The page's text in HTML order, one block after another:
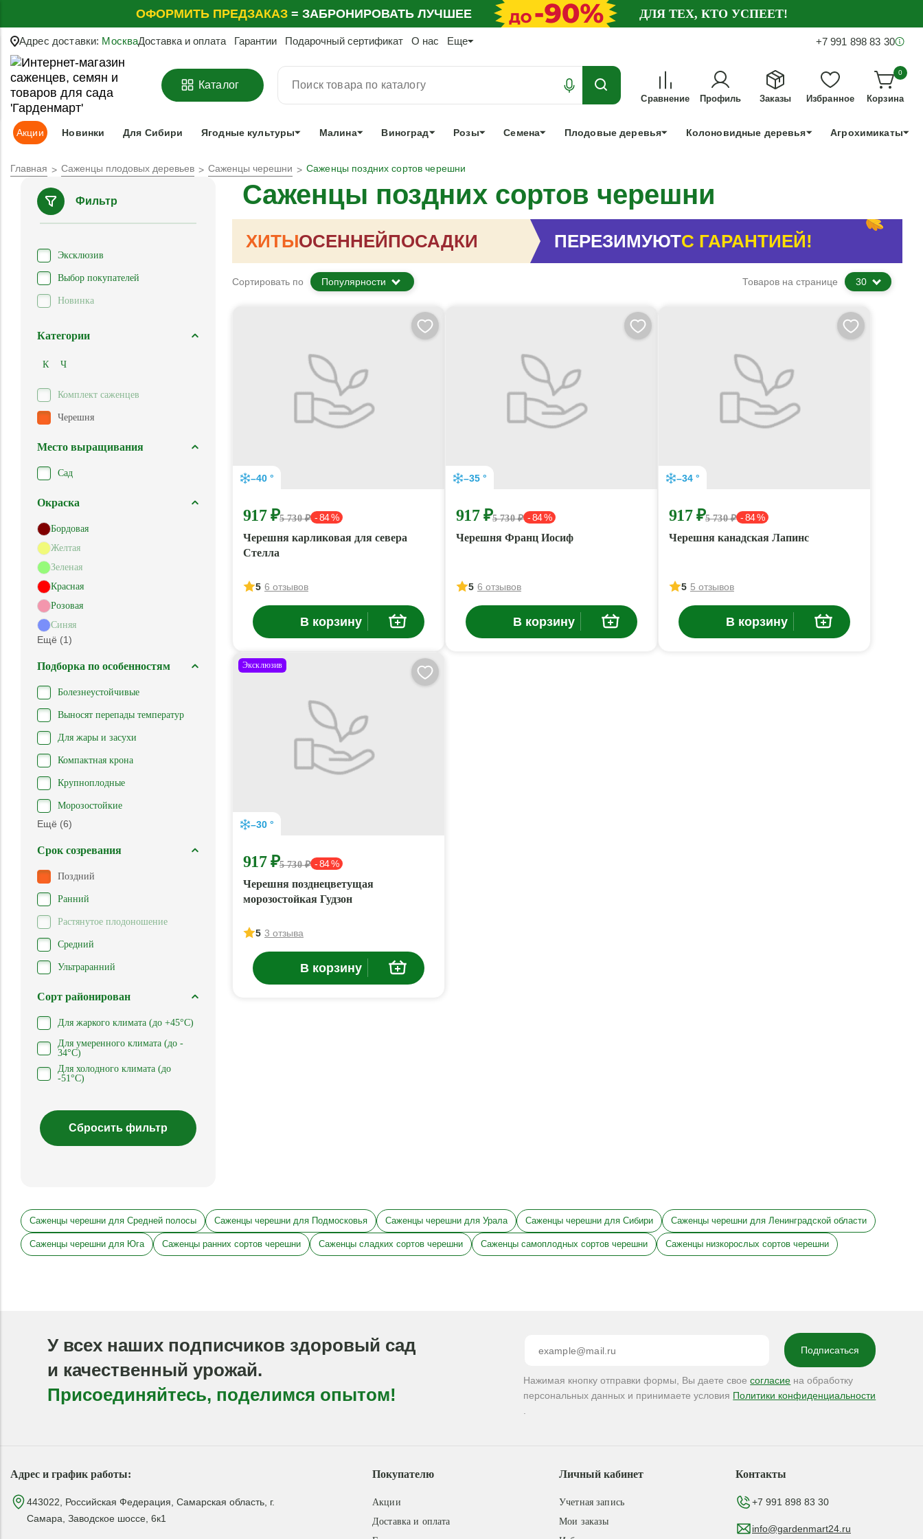
ОФОРМИТЬ ПРЕДЗАКАЗ = ЗАБРОНИРОВАТЬ ЛУЧШЕЕ ДЛЯ ТЕХ, КТО УСПЕЕТ!
Адрес доставки: МоскваДоставка и оплата Гарантии Подарочный сертификат О нас Еще +7 991 898 83 30
Каталог
Сравнение Профиль Заказы Избранное
0
Корзина
Акции Новинки Для Сибири Ягодные культуры Малина Виноград Розы Семена Плодовые деревья Колоновидные деревья Агрохимикаты
Главная Саженцы плодовых деревьев Саженцы черешни Саженцы поздних сортов черешни
Фильтр
Эксклюзив
Выбор покупателей
Новинка
Категории
К Ч
Комплект саженцев
Черешня
Место выращивания
Сад
Окраска
Бордовая
Желтая
Зеленая
Красная
Розовая
Синяя
Ещё (1)
Подборка по особенностям
Болезнеустойчивые
Выносят перепады температур
Для жары и засухи
Компактная крона
Крупноплодные
Морозостойкие
Ещё (6)
Срок созревания
Поздний
Ранний
Растянутое плодоношение
Средний
Ультраранний
Сорт районирован
Для жаркого климата (до +45°С)
Для умеренного климата (до -
34°С)
Для холодного климата (до
-51°С)
Саженцы поздних сортов черешни
ХИТЫОСЕННЕЙПОСАДКИ ПЕРЕЗИМУЮТС ГАРАНТИЕЙ!
Сортировать по Популярности Товаров на странице 30
–40 °
917 ₽5 730 ₽ - 84 %
Черешня карликовая для севера
Стелла
5 6 отзывов
В корзину
–35 °
917 ₽5 730 ₽ - 84 %
Черешня Франц Иосиф
5 6 отзывов
В корзину
–34 °
917 ₽5 730 ₽ - 84 %
Черешня канадская Лапинс
5 5 отзывов
В корзину
Эксклюзив
–30 °
917 ₽5 730 ₽ - 84 %
Черешня позднецветущая
морозостойкая Гудзон
5 3 отзыва
В корзину
Саженцы черешни для Средней полосы Саженцы черешни для Подмосковья Саженцы черешни для Урала Саженцы черешни для Сибири Саженцы черешни для Ленинградской области
Саженцы черешни для Юга Саженцы ранних сортов черешни Саженцы сладких сортов черешни Саженцы самоплодных сортов черешни Саженцы низкорослых сортов черешни
У всех наших подписчиков здоровый сад
и качественный урожай.
Присоединяйтесь, поделимся опытом!
Нажимая кнопку отправки формы, Вы даете своесогласие на обработку
персональных данных и принимаете условия Политики конфиденциальности
Адрес и график работы:
443022, Российская Федерация, Самарская область, г.
Самара, Заводское шоссе, 6к1
Покупателю
Акции
Доставка и оплата
Личный кабинет
Учетная запись
Мои заказы
Контакты
+7 991 898 83 30
info@gardenmart24.ru